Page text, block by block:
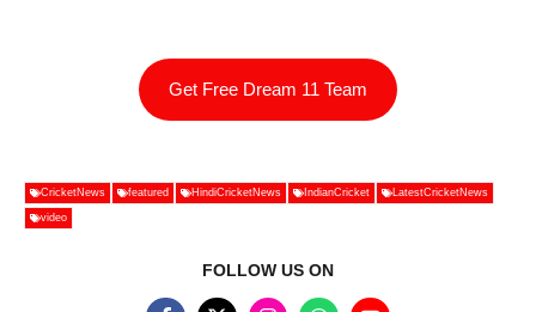
Get Free Dream 11 Team
CricketNews featured HindiCricketNews IndianCricket LatestCricketNews
video
FOLLOW US ON